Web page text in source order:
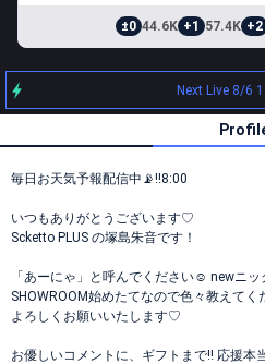
±0 44.6K +1 57.4K +2
Next Live 8/6
毎日お天気予報配信中📡‼️8:00
いつもありがとうございます♡
Scketto PLUS の塚島朱音です！
「あーにゃ」と呼んでください☺︎ newニッ
SHOWROOM始めたてなので色々教えてく
よろしくお願いいたします♡
お優しいコメントに、ギフトまで‼︎ 応援